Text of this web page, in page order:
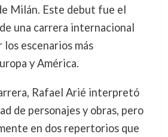
Milán. Este debut fue el
una carrera internacional
escenarios más
y América.
Rafael Arié interpretó
de personajes y obras, pero
en dos repertorios que